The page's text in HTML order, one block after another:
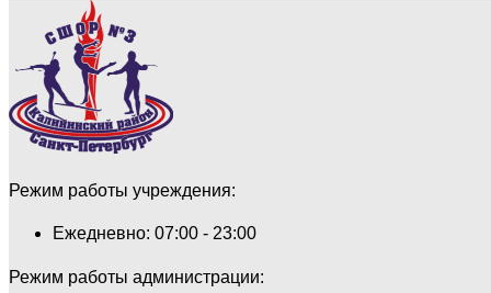
Режим работы учреждения:
Ежедневно: 07:00 - 23:00
Режим работы администрации: